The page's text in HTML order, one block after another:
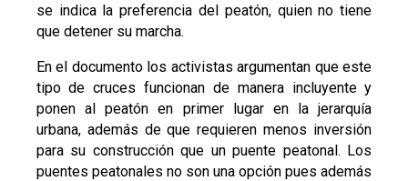
se indica la preferencia del peatón, quien no tiene
que detener su marcha.
En el documento los activistas argumentan que este
tipo de cruces funcionan de manera incluyente y
ponen al peatón en primer lugar en la jerarquía
urbana, además de que requieren menos inversión
para su construcción que un puente peatonal. Los
puentes peatonales no son una opción pues además